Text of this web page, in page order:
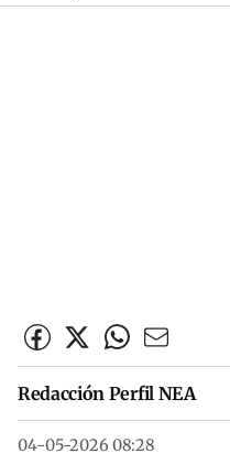
Redacción Perfil NEA
04-05-2026 08:28